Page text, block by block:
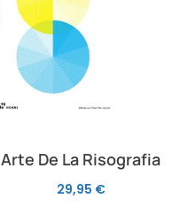
Arte De La Risografia
29,95 €